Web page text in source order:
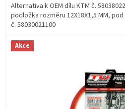
Alternativa k OEM dílu KTM č.
podložka rozměru 12X18X1,5 MM,
č. 58030021100
Akce